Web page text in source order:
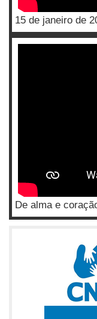
15 de janeiro de
De alma e